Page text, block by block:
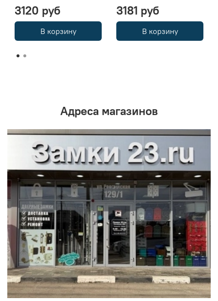
3120 руб
В корзину
3181 руб
В корзину
Адреса магазинов